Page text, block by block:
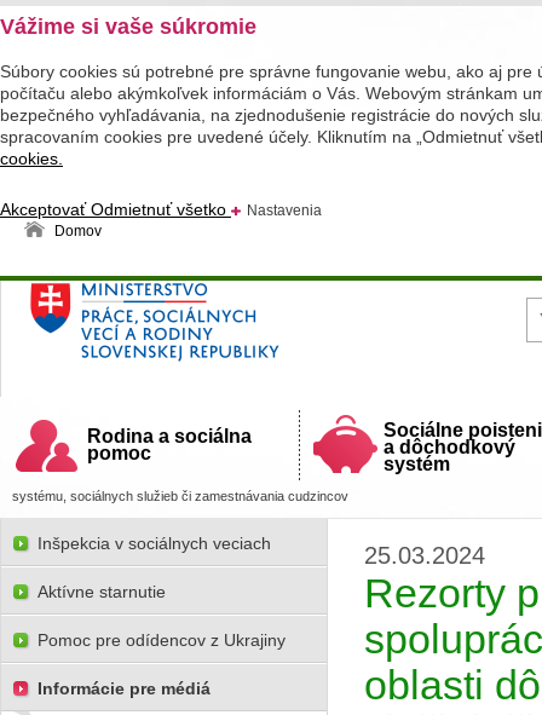
Vážime si vaše súkromie
Súbory cookies sú potrebné pre správne fungovanie webu, ako aj
počítaču alebo akýmkoľvek informáciám o Vás. Webovým stránkam
bezpečného vyhľadávania, na zjednodušenie registrácie do nových
spracovaním cookies pre uvedené účely. Kliknutím na „Odmietnuť
cookies.
AkceptovaťOdmietnuť všetko
Nastavenia
Domov
Ministerstvo práce, sociálnych vecí a rodiny
Slovenskej republiky
Rodina a sociálna
pomoc
Sociálne
a dôchodkový
systém
systému, sociálnych služieb či zamestnávania cudzincov
25.03.2024
Rezorty
oblasti
Inšpekcia v sociálnych veciach
Aktívne starnutie
Pomoc pre odídencov z Ukrajiny
Informácie pre médiá